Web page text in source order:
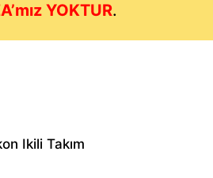
YOKTUR.
Ikili Takım